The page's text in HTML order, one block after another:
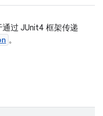
通过 JUnit4 框架传递
。